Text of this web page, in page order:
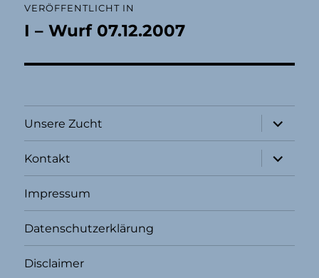
VERÖFFENTLICHT IN
I – Wurf 07.12.2007
Unsere Zucht
öffnen
Kontakt
öffnen
Impressum
Datenschutzerklärung
Disclaimer